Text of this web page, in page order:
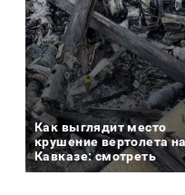
Как выглядит место
крушение вертолета
Кавказе: смотреть